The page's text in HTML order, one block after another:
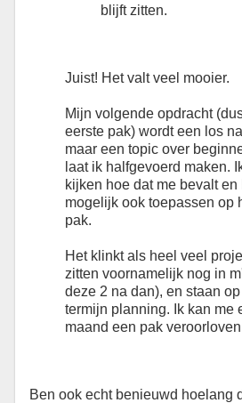
blijft zitten.
Juist! Het valt veel mooier.
Mijn volgende opdracht
eerste pak) wordt een los
maar een topic over
laat ik halfgevoerd maken.
kijken hoe dat me bevalt en
mogelijk ook toepassen op
pak.
Het klinkt als heel veel
zitten voornamelijk nog in
deze 2 na dan), en staan
termijn planning. Ik kan me
maand een pak
Ben ook echt benieuwd hoelang